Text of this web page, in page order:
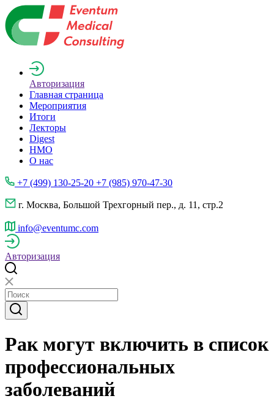
Авторизация
Главная страница
Мероприятия
Итоги
Лекторы
Digest
НМО
О нас
+7 (499) 130-25-20 +7 (985) 970-47-30
г. Москва, Большой Трехгорный пер., д. 11, стр.2
info@eventumc.com
Авторизация
Рак могут включить в список
профессиональных
заболеваний